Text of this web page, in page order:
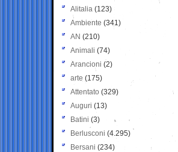
Alitalia (123)
Ambiente (341)
AN (210)
Animali (74)
Arancioni (2)
arte (175)
Attentato (329)
Auguri (13)
Batini (3)
Berlusconi (4.295)
Bersani (234)